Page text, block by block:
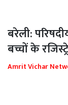
बरेली:
बच्चों के
Amrit Vichar